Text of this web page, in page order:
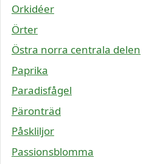
Orkidéer
Örter
Östra norra centrala delen
Paprika
Paradisfågel
Päronträd
Påskliljor
Passionsblomma